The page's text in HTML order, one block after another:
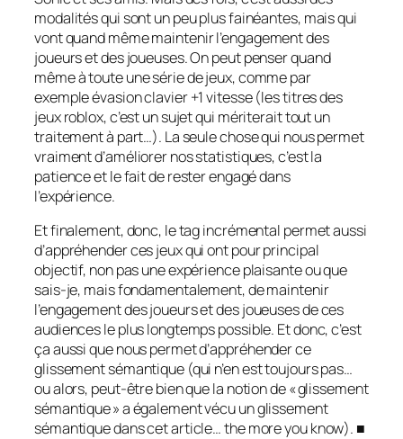
modalités qui sont un peu plus fainéantes, mais qui
vont quand même maintenir l’engagement des
joueurs et des joueuses. On peut penser quand
même à toute une série de jeux, comme par
exemple évasion clavier +1 vitesse (les titres des
jeux roblox, c’est un sujet qui mériterait tout un
traitement à part…). La seule chose qui nous permet
vraiment d’améliorer nos statistiques, c’est la
patience et le fait de rester engagé dans
l’expérience.
Et finalement, donc, le tag incrémental permet aussi
d’appréhender ces jeux qui ont pour principal
objectif, non pas une expérience plaisante ou que
sais-je, mais fondamentalement, de maintenir
l’engagement des joueurs et des joueuses de ces
audiences le plus longtemps possible. Et donc, c’est
ça aussi que nous permet d’appréhender ce
glissement sémantique (qui n’en est toujours pas…
ou alors, peut-être bien que la notion de « glissement
sémantique » a également vécu un glissement
sémantique dans cet article… the more you know). ■